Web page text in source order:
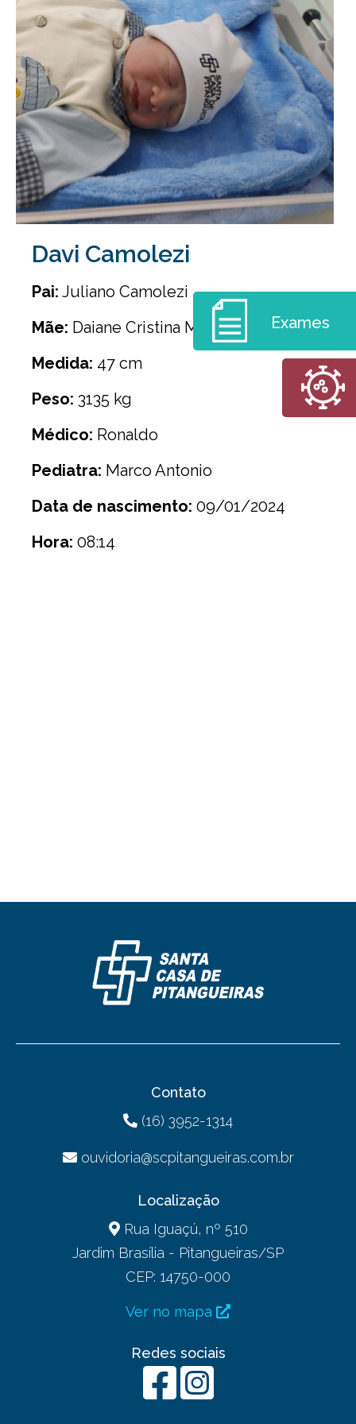
Davi Camolezi
Pai: Juliano Camolezi
Mãe: Daiane Cristina Marques da Silva
Medida: 47 cm
Peso: 3135 kg
Médico: Ronaldo
Pediatra: Marco Antonio
Data de nascimento: 09/01/2024
Hora: 08:14
Contato
(16) 3952-1314
ouvidoria@scpitangueiras.com.br
Localização
Rua Iguaçú, nº 510
Jardim Brasília - Pitangueiras/SP
CEP: 14750-000
Ver no mapa
Redes sociais
Exames